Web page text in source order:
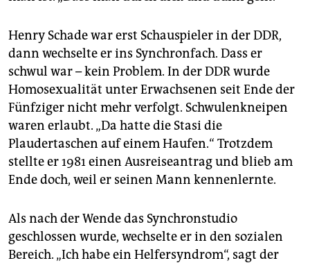
Henry Schade war erst Schauspieler in der DDR,
dann wechselte er ins Synchronfach. Dass er
schwul war – kein Problem. In der DDR wurde
Homosexualität unter Erwachsenen seit Ende der
Fünfziger nicht mehr verfolgt. Schwulenkneipen
waren erlaubt. „Da hatte die Stasi die
Plaudertaschen auf einem Haufen.“ Trotzdem
stellte er 1981 einen Ausreiseantrag und blieb am
Ende doch, weil er seinen Mann kennenlernte.
Als nach der Wende das Synchronstudio
geschlossen wurde, wechselte er in den sozialen
Bereich. „Ich habe ein Helfersyndrom“, sagt der